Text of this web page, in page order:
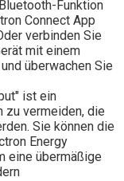
Funktion
Connect App
verbinden Sie
mit einem
überwachen Sie
ist ein
zu vermeiden, die
Sie können die
Energy
eine übermäßige